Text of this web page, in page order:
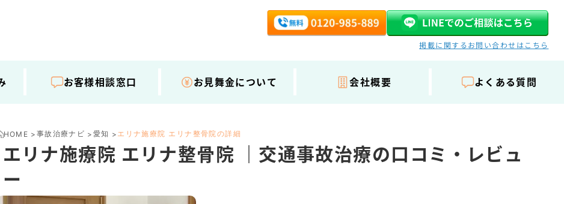
掲載に関するお問い合わせはこちら
お客様相談窓口 お見舞金について 会社概要 よくある質問
HOME > 事故治療ナビ > 愛知 > エリナ施療院 エリナ整骨院の詳細
エリナ施療院 エリナ整骨院 ｜交通事故治療の口コミ・レビュ
ー